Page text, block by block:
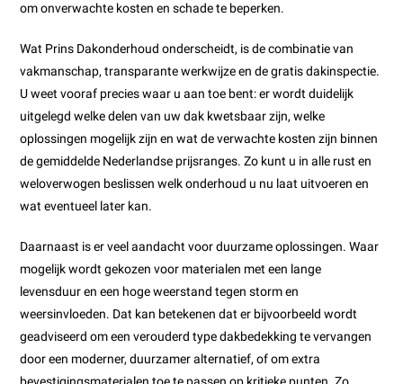
om onverwachte kosten en schade te beperken.
Wat Prins Dakonderhoud onderscheidt, is de combinatie van
vakmanschap, transparante werkwijze en de gratis dakinspectie.
U weet vooraf precies waar u aan toe bent: er wordt duidelijk
uitgelegd welke delen van uw dak kwetsbaar zijn, welke
oplossingen mogelijk zijn en wat de verwachte kosten zijn binnen
de gemiddelde Nederlandse prijsranges. Zo kunt u in alle rust en
weloverwogen beslissen welk onderhoud u nu laat uitvoeren en
wat eventueel later kan.
Daarnaast is er veel aandacht voor duurzame oplossingen. Waar
mogelijk wordt gekozen voor materialen met een lange
levensduur en een hoge weerstand tegen storm en
weersinvloeden. Dat kan betekenen dat er bijvoorbeeld wordt
geadviseerd om een verouderd type dakbedekking te vervangen
door een moderner, duurzamer alternatief, of om extra